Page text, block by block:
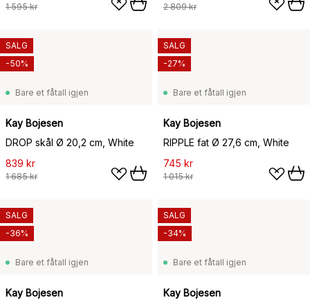
1 595 kr 2 809 kr
Bare et fåtall igjen
Kay Bojesen
DROP skål Ø 20,2 cm, White
839 kr
1 685 kr
SALG
-50%
Bare et fåtall igjen
Kay Bojesen
RIPPLE fat Ø 27,6 cm, White
745 kr
1 015 kr
SALG
-27%
Bare et fåtall igjen
Kay Bojesen
SALG
-36%
Bare et fåtall igjen
Kay Bojesen
SALG
-34%